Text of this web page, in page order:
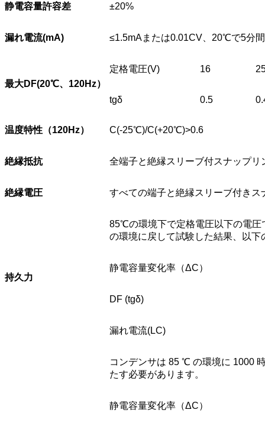
静電容量許容差 ±20%
漏れ電流(mA) ≤1.5mAまたは0.01CV、20℃で5分
最大DF(20℃、120Hz）
定格電圧(V) 16
tgδ 0.5
温度特性（120Hz） C(-25℃)/C(+20℃)>0.6
絶縁抵抗 全端子と絶縁スリーブ付スナップ
絶縁電圧 すべての端子と絶縁スリーブ付き
持久力
85℃の環境下で定格電圧以下の電
の環境に戻して試験した結果、以
静電容量変化率（ΔC）
DF (tgδ)
漏れ電流(LC)
コンデンサは 85 ℃ の環境に 1000
たす必要があります。
静電容量変化率（ΔC）